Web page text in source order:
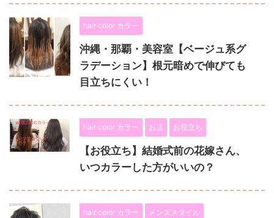
hair color カラー
沖縄・那覇・美容室【ベージュ系グ
ラデーション】根元暗めで伸びても
目立ちにくい！
hair color カラー お店 お役立ち
【お役立ち】結婚式前の花嫁さん、
いつカラーした方がいいの？
hair color カラー メンズスタイル